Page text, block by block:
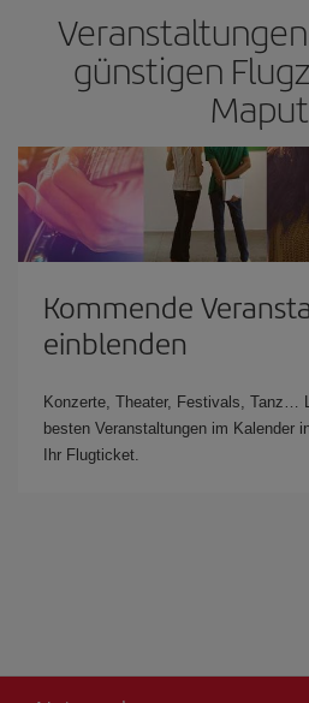
günstigen
Kommende
einblenden
Konzerte, Theater, Festivals, Tanz…
besten Veranstaltungen im Kalender
Ihr Flugticket.